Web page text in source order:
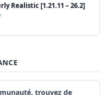
Realistic [1.21.11 – 26.2]
trouvez de